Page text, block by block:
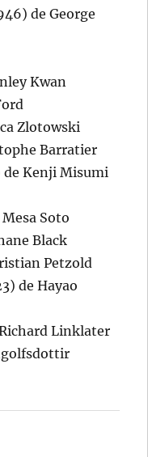
de George
Kwan
Zlotowski
Barratier
de Kenji Misumi
Soto
Black
Petzold
de Hayao
Linklater